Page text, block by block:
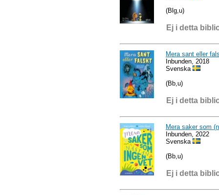
(Blg,u)
Ej i detta
Mera sant eller
Inbunden, 2018
Svenska
(Bb,u)
Ej i detta
Mera saker som
Inbunden, 2022
Svenska
(Bb,u)
Ej i detta